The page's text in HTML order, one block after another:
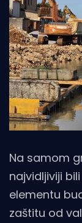
Na samom
najvidljiviji
elementu
zaštitu od